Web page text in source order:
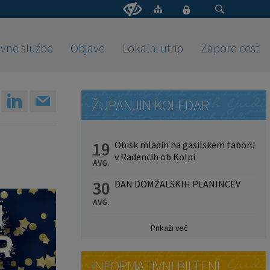
službe Objave Lokalni utrip Zapore cest
ŽUPANJIN KOLEDAR
19
AVG.
Obisk mladih na gasilskem taboru
v Radencih ob Kolpi
30
AVG.
DAN DOMŽALSKIH PLANINCEV
Prikaži več
INFORMATIVNI BILTENI